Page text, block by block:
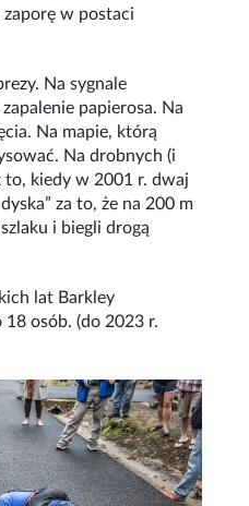
w postaci
Na sygnale
papierosa. Na
Na mapie, którą
Na drobnych (i
to, kiedy w 2001 r. dwaj
za to, że na 200 m
i biegli drogą
lat Barkley
osób. (do 2023 r.